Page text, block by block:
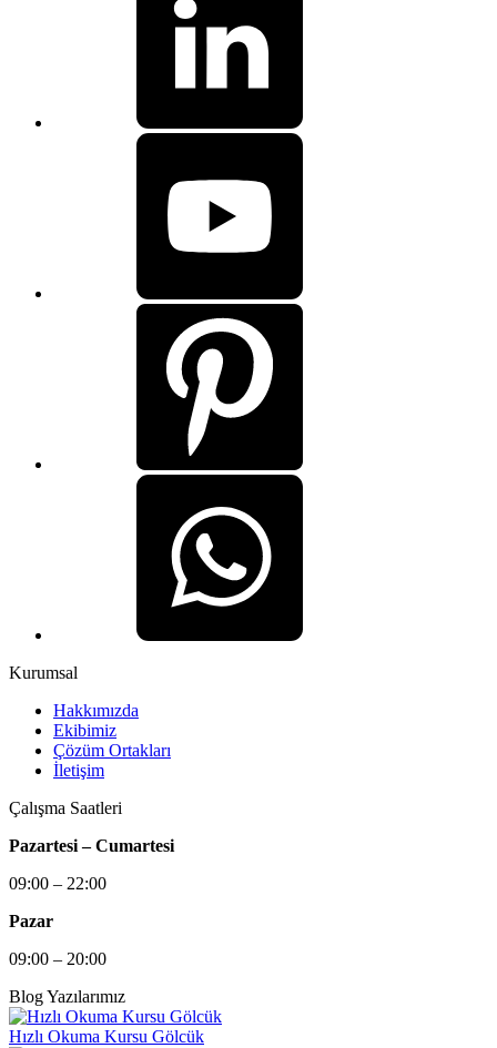
Kurumsal
Hakkımızda
Ekibimiz
Çözüm Ortakları
İletişim
Çalışma Saatleri
Pazartesi – Cumartesi
09:00 – 22:00
Pazar
09:00 – 20:00
Blog Yazılarımız
Hızlı Okuma Kursu Gölcük